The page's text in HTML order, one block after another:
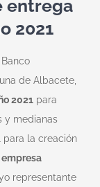
entrega
2021
de Albacete,
2021 para
y medianas
la creación
empresa
representante